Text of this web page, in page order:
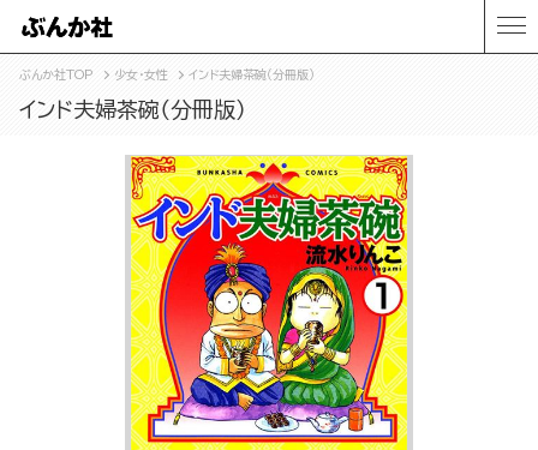
ぶんか社TOP 少女・女性 インド夫婦茶碗（分冊版）
インド夫婦茶碗（分冊版）